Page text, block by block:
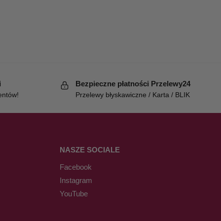
Bezpieczne płatności Przelewy24
Przelewy błyskawiczne / Karta / BLIK
NASZE SOCIALE
Facebook
Instagram
YouTube